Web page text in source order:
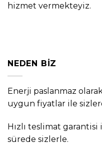
hizmet vermekteyiz.
NEDEN BIZ
Enerji paslanmaz
uygun fiyatlar ile
Hızlı teslimat
sürede sizlerle.